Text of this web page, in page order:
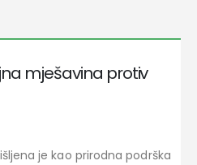
mješavina protiv
je kao prirodna podrška